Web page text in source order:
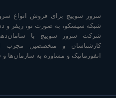
سرور سوییچ برای فروش انواع
شبکه سیسکو، به صورت نو، ریفر و
کارشناسان و متخصصین مجرب
انفورماتیک و مشاوره به